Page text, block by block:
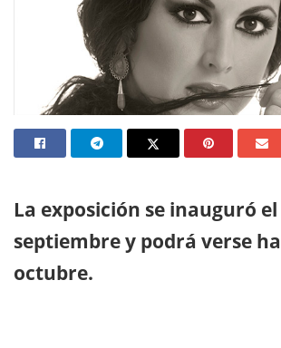
La exposición se inauguró el
septiembre y podrá verse
octubre.